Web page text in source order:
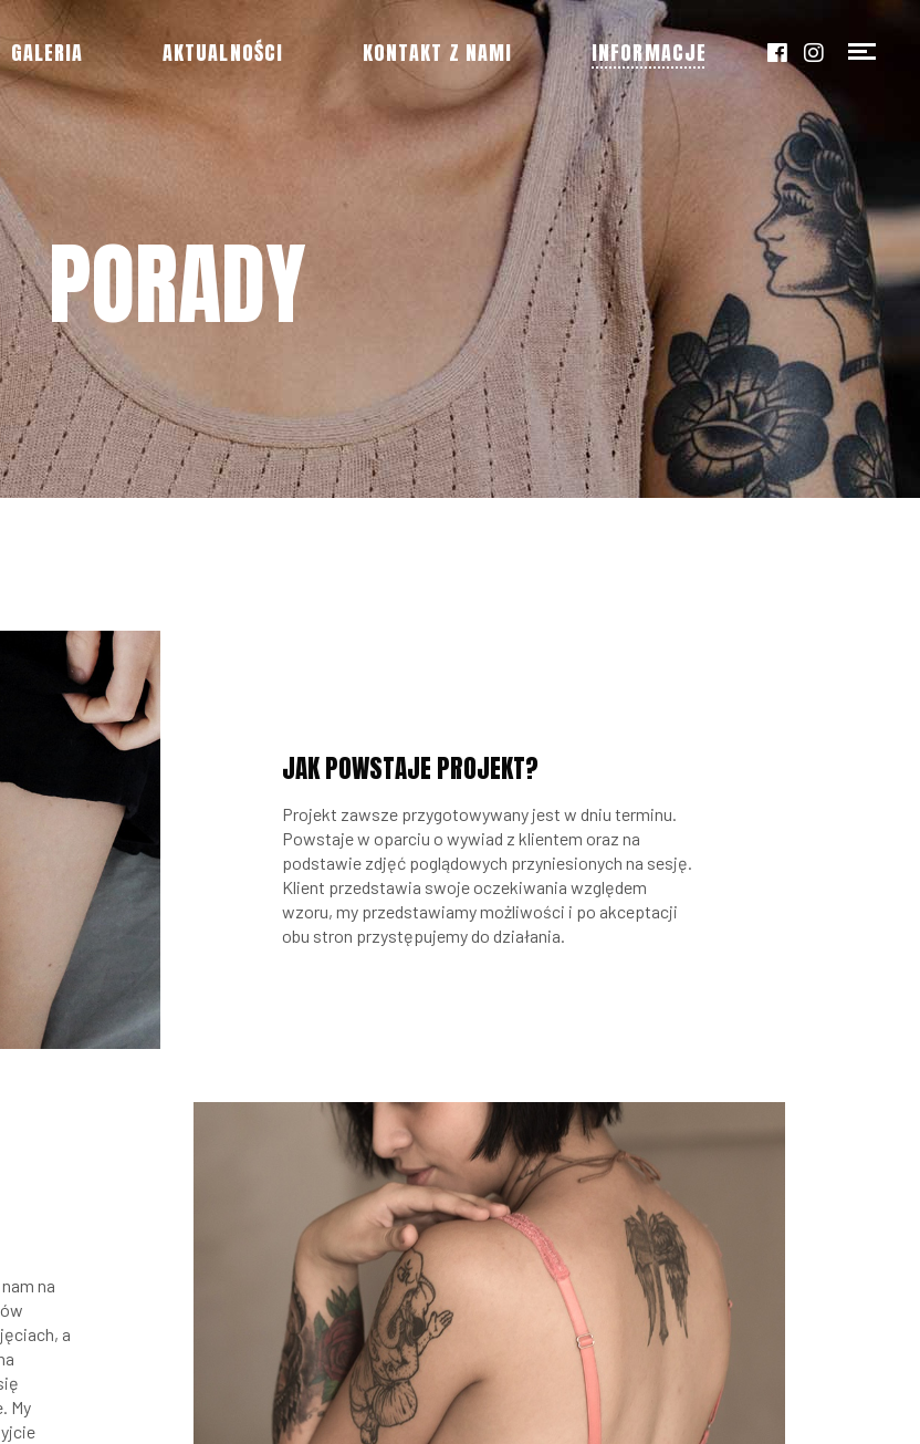
GALERIA AKTUALNOŚCI KONTAKT Z NAMI INFORMACJE
PORADY
JAK POWSTAJE PROJEKT?
Projekt zawsze przygotowywany jest w dniu terminu.
Powstaje w oparciu o wywiad z klientem oraz na
podstawie zdjęć poglądowych przyniesionych na sesję.
Klient przedstawia swoje oczekiwania względem
wzoru, my przedstawiamy możliwości i po akceptacji
obu stron przystępujemy do działania.
na
a
My